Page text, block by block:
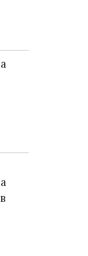
в Жанаозене.
конфискации.
с